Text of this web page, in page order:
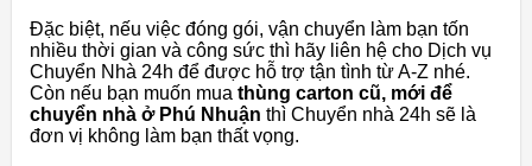
Đặc biệt, nếu việc đóng gói, vận chuyển làm bạn tốn
nhiều thời gian và công sức thì hãy liên hệ cho Dịch vụ
Chuyển Nhà 24h để được hỗ trợ tận tình từ A-Z nhé.
Còn nếu bạn muốn mua thùng carton cũ, mới để
chuyển nhà ở Phú Nhuận thì Chuyển nhà 24h sẽ là
đơn vị không làm bạn thất vọng.